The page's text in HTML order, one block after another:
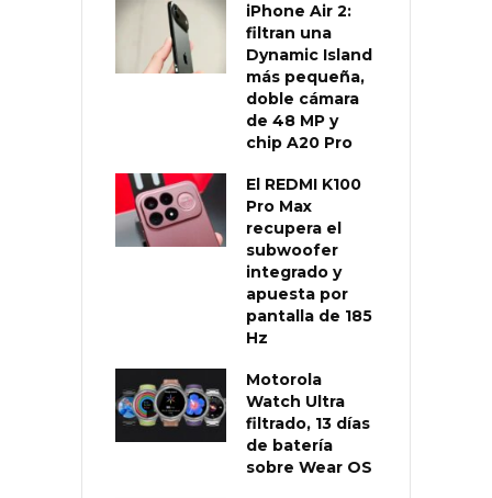
iPhone Air 2:
filtran una
Dynamic Island
más pequeña,
doble cámara
de 48 MP y
chip A20 Pro
El REDMI K100
Pro Max
recupera el
subwoofer
integrado y
apuesta por
pantalla de 185
Hz
Motorola
Watch Ultra
filtrado, 13 días
de batería
sobre Wear OS